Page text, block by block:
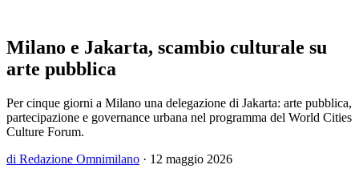
Milano e Jakarta, scambio culturale su
arte pubblica
Per cinque giorni a Milano una delegazione di Jakarta: arte pubblica,
partecipazione e governance urbana nel programma del World Cities
Culture Forum.
di Redazione Omnimilano · 12 maggio 2026